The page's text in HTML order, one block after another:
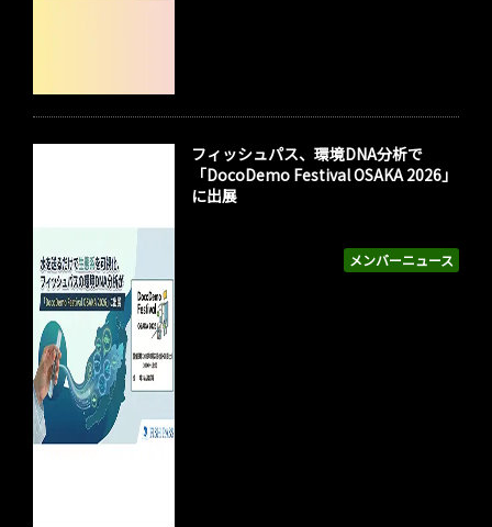
メンバーニュース
フィッシュパス、環境DNA分析で
「DocoDemo Festival OSAKA 2026」
に出展